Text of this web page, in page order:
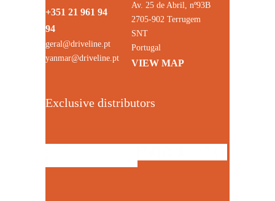
+351 21 961 94
94
geral@driveline.pt
yanmar@driveline.pt
Av. 25 de Abril, nº93B
2705-902 Terrugem
SNT
Portugal
VIEW MAP
Exclusive distributors